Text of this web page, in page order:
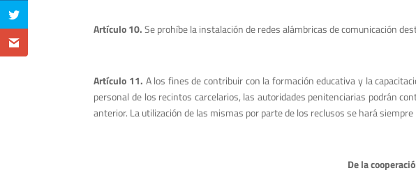
Artículo 10.Se prohíbe la instalación de redes alámbricas de comunicación
Artículo 11. A los fines de contribuir con la formación educativa y la
personal de los recintos carcelarios, las autoridades penitenciarias
anterior. La utilización de las mismas por parte de los reclusos se hará
De la